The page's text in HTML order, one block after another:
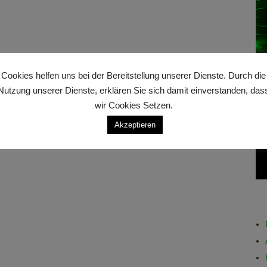
Cookies helfen uns bei der Bereitstellung unserer Dienste. Durch die
unserer Dienste, erklären Sie sich damit einverstanden,
wir Cookies Setzen.
Akzeptieren